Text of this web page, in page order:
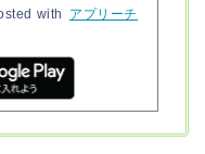
with アプリーチ